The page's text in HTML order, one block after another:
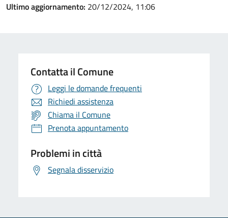
Ultimo aggiornamento: 20/12/2024, 11:06
Contatta il Comune
Leggi le domande frequenti
Richiedi assistenza
Chiama il Comune
Prenota appuntamento
Problemi in città
Segnala disservizio